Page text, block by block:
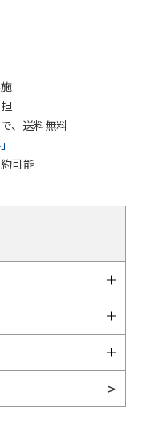
、送料無料
可能